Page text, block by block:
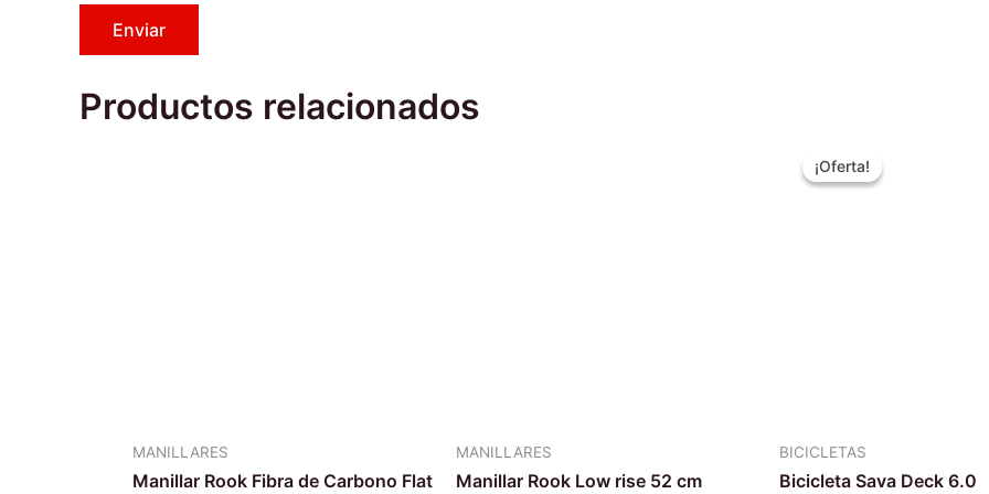
Productos relacionados
MANILLARES
Manillar Rook Fibra de Carbono Flat
MANILLARES
Manillar Rook Low rise 52 cm
¡Oferta!
¡Oferta!
BICICLETAS
Bicicleta Sava Deck 6.0
original